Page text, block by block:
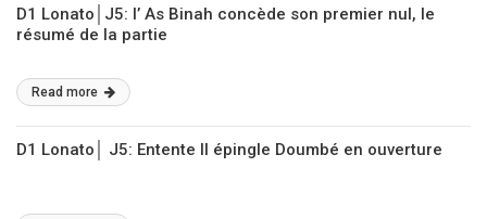
D1 Lonato│J5: l’ As Binah concède son premier nul, le
résumé de la partie
Read more
D1 Lonato│ J5: Entente ll épingle Doumbé en ouverture